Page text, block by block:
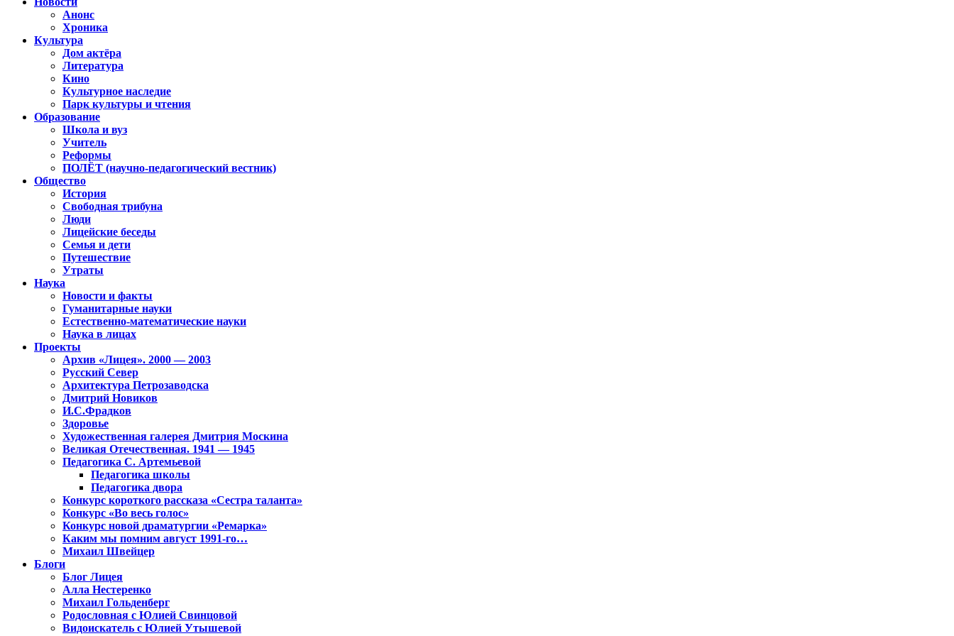
Анонс
Хроника
Культура
Дом актёра
Литература
Кино
Культурное наследие
Парк культуры и чтения
Образование
Школа и вуз
Учитель
Реформы
ПОЛЁТ (научно-педагогический вестник)
Общество
История
Свободная трибуна
Люди
Лицейские беседы
Семья и дети
Путешествие
Утраты
Наука
Новости и факты
Гуманитарные науки
Естественно-математические науки
Наука в лицах
Проекты
Архив «Лицея». 2000 — 2003
Русский Север
Архитектура Петрозаводска
Дмитрий Новиков
И.С.Фрадков
Здоровье
Художественная галерея Дмитрия Москина
Великая Отечественная. 1941 — 1945
Педагогика С. Артемьевой
Педагогика школы
Педагогика двора
Конкурс короткого рассказа «Сестра таланта»
Конкурс «Во весь голос»
Конкурс новой драматургии «Ремарка»
Каким мы помним август 1991-го…
Михаил Швейцер
Блоги
Блог Лицея
Алла Нестеренко
Михаил Гольденберг
Родословная с Юлией Свинцовой
Видоискатель с Юлией Утышевой